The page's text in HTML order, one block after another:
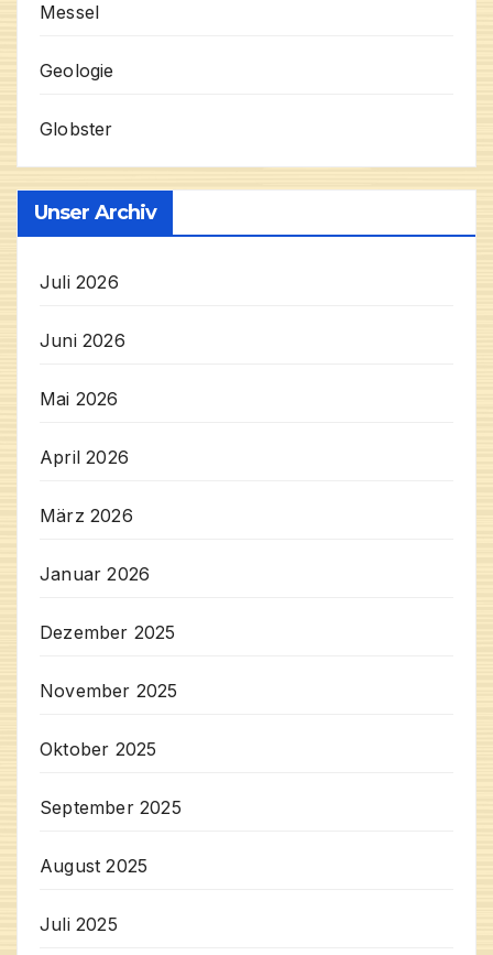
Messel
Geologie
Globster
Unser Archiv
Juli 2026
Juni 2026
Mai 2026
April 2026
März 2026
Januar 2026
Dezember 2025
November 2025
Oktober 2025
September 2025
August 2025
Juli 2025